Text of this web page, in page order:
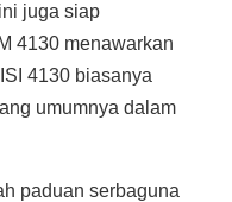
juga siap
4130 menawarkan
4130 biasanya
umumnya dalam
paduan serbaguna